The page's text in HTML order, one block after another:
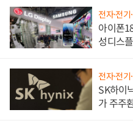
전자·전기
아이폰
성디스
전자·전기
SK하이
가 주주